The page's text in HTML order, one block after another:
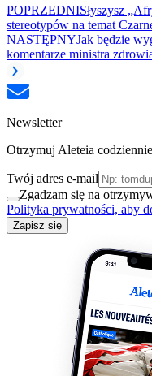
POPRZEDNISłyszysz
stereotypów na temat
NASTĘPNYJak będzie
komentarze ministra
Newsletter
Otrzymuj Aleteia
Twój adres e-mail
Zgadzam się na
Polityka prywatności, aby
Zapisz się